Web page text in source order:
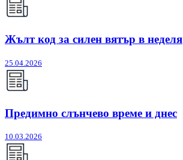
Жълт код за силен вятър в неделя
25.04.2026
Предимно слънчево време и днес
10.03.2026